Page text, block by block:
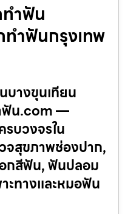
ำฟัน
ำฟันกรุงเทพ
บางขุนเทียน
ฟัน.com —
บวงจรใน
จสุขภาพช่องปาก,
กสีฟัน, ฟันปลอม
ทางและหมอฟัน